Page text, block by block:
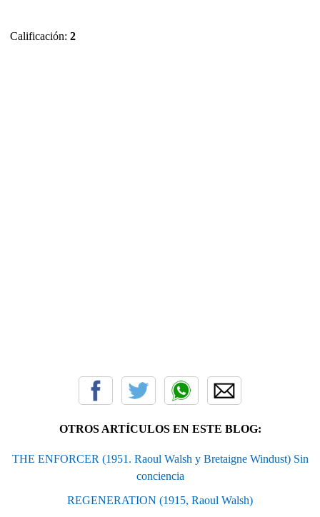
Calificación: 2
OTROS ARTÍCULOS EN ESTE BLOG:
THE ENFORCER (1951. Raoul Walsh y Bretaigne Windust) Sin
conciencia
REGENERATION (1915, Raoul Walsh)